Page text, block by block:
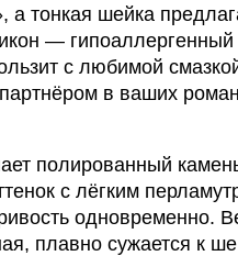
а тонкая шейка
— гипоаллергенный
с любимой
в ваших
полированный
с лёгким
одновременно.
плавно сужается к